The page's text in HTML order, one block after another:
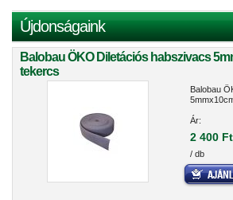
Újdonságaink
Balobau ÖKO Diletációs habszivacs
tekercs
Balobau
Ár:
2 400 Ft
/ db